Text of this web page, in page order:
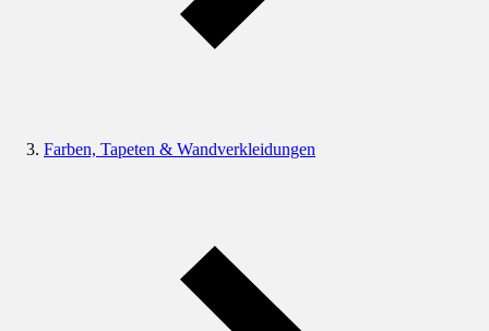
Farben, Tapeten & Wandverkleidungen